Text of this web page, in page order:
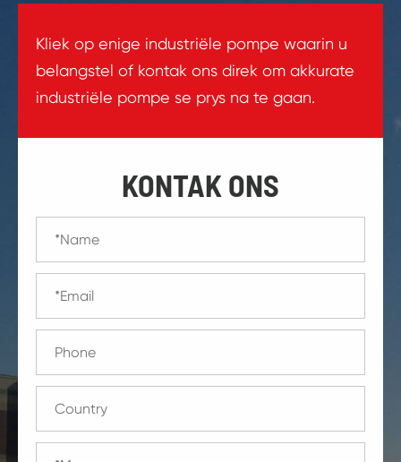
Kliek op enige industriële pompe waarin u
belangstel of kontak ons direk om akkurate
industriële pompe se prys na te gaan.
KONTAK ONS